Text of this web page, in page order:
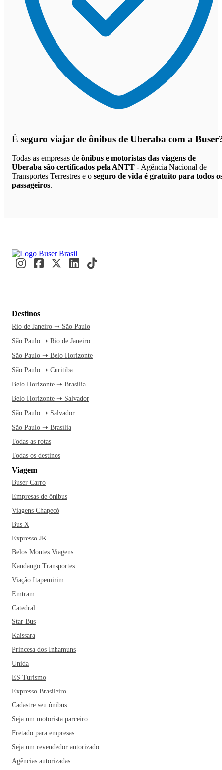
É seguro viajar de ônibus de Uberaba com a
Todas as empresas de ônibus e motoristas das viagens de
Uberaba são certificados pela ANTT - Agência Nacional de
Transportes Terrestres e o seguro de vida é gratuito para todos
passageiros.
Destinos
Rio de Janeiro ➝ São Paulo
São Paulo ➝ Rio de Janeiro
São Paulo ➝ Belo Horizonte
São Paulo ➝ Curitiba
Belo Horizonte ➝ Brasília
Belo Horizonte ➝ Salvador
São Paulo ➝ Salvador
São Paulo ➝ Brasília
Todas as rotas
Todas os destinos
Viagem
Buser Carro
Empresas de ônibus
Viagens Chapecó
Bus X
Expresso JK
Belos Montes Viagens
Kandango Transportes
Viação Itapemirim
Emtram
Catedral
Star Bus
Kaissara
Princesa dos Inhamuns
Unida
ES Turismo
Expresso Brasileiro
Cadastre seu ônibus
Seja um motorista parceiro
Fretado para empresas
Seja um revendedor autorizado
Agências autorizadas